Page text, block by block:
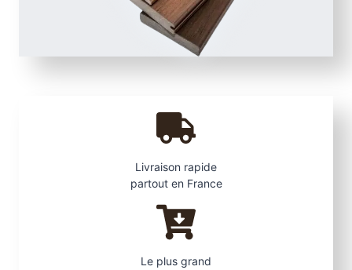
g
a
Livraison rapide
partout en France
Le plus grand